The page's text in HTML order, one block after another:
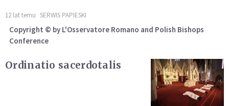
12 lat temu SERWIS PAPIESKI
Copyright © by L'Osservatore Romano and Polish Bishops
Conference
Ordinatio sacerdotalis